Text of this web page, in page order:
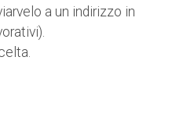
a un indirizzo in